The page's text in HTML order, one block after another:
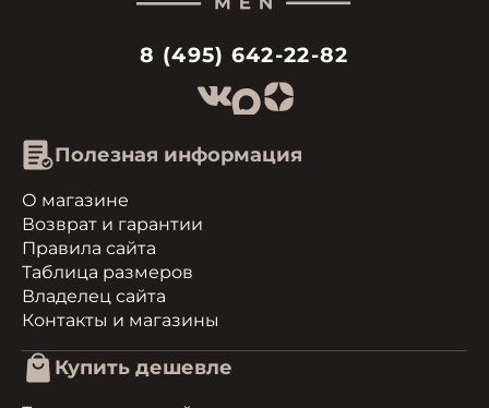
8 (495) 642-22-82
Полезная информация
О магазине
Возврат и гарантии
Правила сайта
Таблица размеров
Владелец сайта
Контакты и магазины
Купить дешевле